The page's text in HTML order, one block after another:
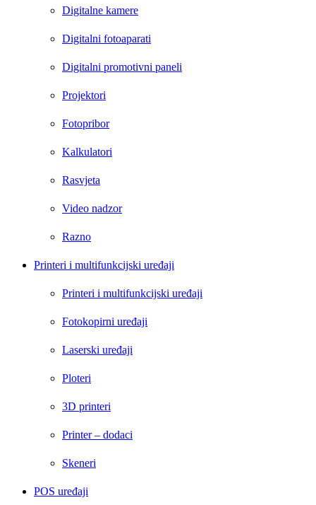
Digitalne kamere
Digitalni fotoaparati
Digitalni promotivni paneli
Projektori
Fotopribor
Kalkulatori
Rasvjeta
Video nadzor
Razno
Printeri i multifunkcijski uređaji
Printeri i multifunkcijski uređaji
Fotokopirni uređaji
Laserski uređaji
Ploteri
3D printeri
Printer – dodaci
Skeneri
POS uređaji